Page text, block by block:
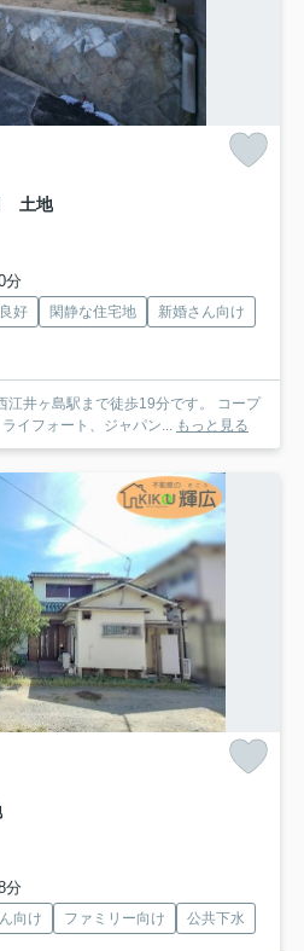
土地
分
好 閑静な住宅地
新婚さん向け
江井ヶ島駅まで徒歩19分です。 コープ
イフォート、ジャパン... もっと見る
分
向け ファミリー向け 公共下水